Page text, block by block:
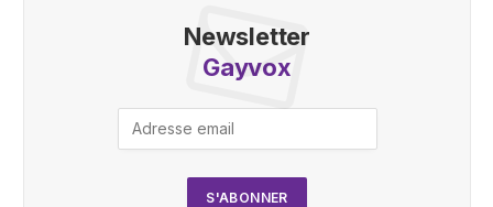
Newsletter
Gayvox